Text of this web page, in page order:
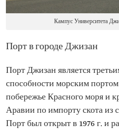
Кампус Университета
Порт в городе Джизан
Порт Джизан является
способности морским
побережье Красного моря и
Аравии по импорту скота из
Порт был открыт в 1976 г. и